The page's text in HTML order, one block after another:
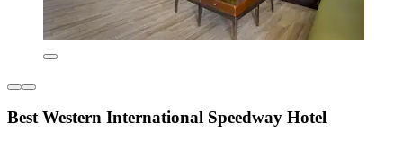
Best Western International Speedway Hotel